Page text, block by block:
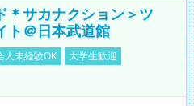
＊サカナクション＞ツ
ト＠日本武道館
人未経験OK
大学生歓迎